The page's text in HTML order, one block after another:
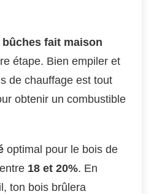
fait maison
étape. Bien empiler et
de chauffage est tout
obtenir un combustible
optimal pour le bois de
18 et 20%. En
ton bois brûlera